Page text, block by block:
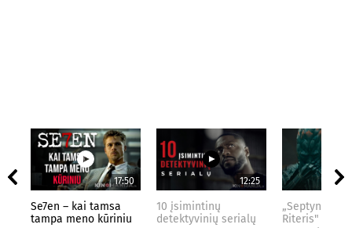
17:50
Se7en – kai tamsa
tampa meno kūriniu
12:25
10 įsimintinų
detektyvinių serialų
„Septynių
Riteris" – kai